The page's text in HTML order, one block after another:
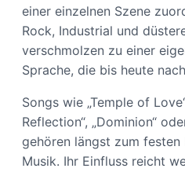
einer einzelnen Szene
Rock, Industrial und
verschmolzen zu einer
Sprache, die bis heute
Songs wie „Temple of
Reflection“, „Dominion“
gehören längst zum
Musik. Ihr Einfluss reicht